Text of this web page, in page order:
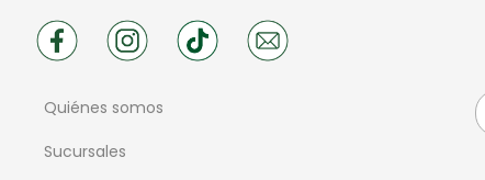
Quiénes somos
Sucursales